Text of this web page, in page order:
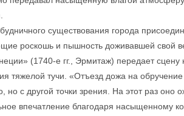
существования города
роскошь и пышность доживавшей свой
(1740-е гг., Эрмитаж) передает
тяжелой тучи. «Отъезд дожа на
но с другой точки зрения. На этот раз
впечатление благодаря насыщенному